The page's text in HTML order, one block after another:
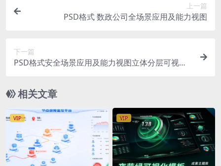
上一篇
PSD格式 数政公司全场景应用及能力视图
下一篇
PSD格式安全场景应用及能力视图立体分层可视化
相关文章
VIP VIP